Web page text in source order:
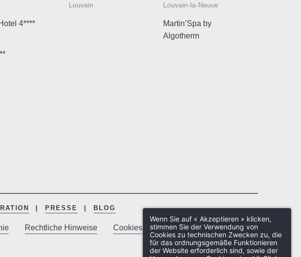
4****
Louvain Louvain-la-Neuve
Martin’Spa by
Algotherm
PRESSE BLOG
Rechtliche Hinweise Cookies
Wenn Sie auf « Akzeptieren » klicken,
stimmen Sie der Verwendung von
Cookies zu technischen Zwecken zu, die
für das ordnungsgemäße Funktionieren
der Website erforderlich sind, sowie der